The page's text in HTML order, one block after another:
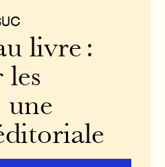
livre :
les
une